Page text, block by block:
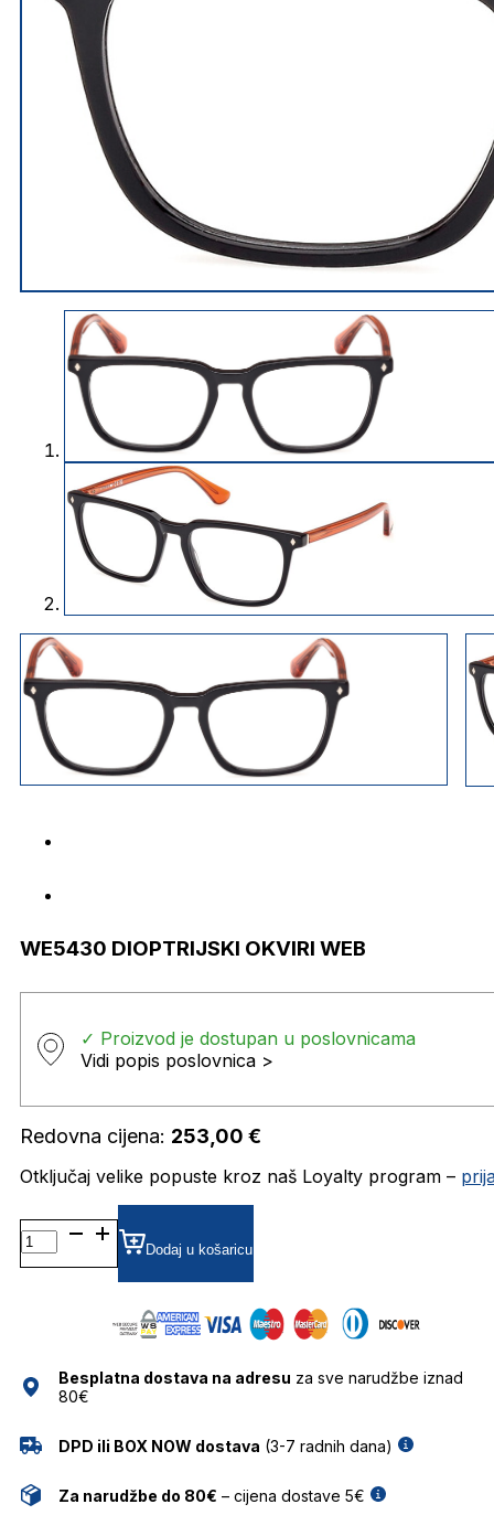
WE5430 DIOPTRIJSKI OKVIRI WEB
✓ Proizvod je dostupan u poslovnicama
Vidi popis poslovnica >
Redovna cijena: 253,00 €
Otključaj velike popuste kroz naš Loyalty program –
WE5430 DIOPTRIJSKI
OKVIRI
WEB
Dodaj u košaricu
Besplatna dostava na adresu za sve narudžbe iznad
80€
DPD ili BOX NOW dostava (3-7 radnih dana)
Za narudžbe do 80€ – cijena dostave 5€